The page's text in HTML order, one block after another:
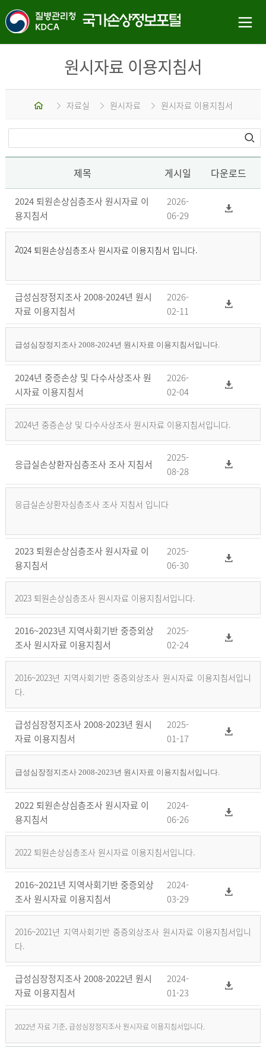
원시자료 이용지침서
홈 자료실 원시자료 원시자료 이용지침서
제목 게시일 다운로드
2024 퇴원손상심층조사 원시자료 이
용지침서
2026-
06-29
2024 퇴원손상심층조사 원시자료 이용지침서 입니다.
급성심장정지조사 2008-2024년 원시
자료 이용지침서
2026-
02-11
급성심장정지조사 2008-2024년 원시자료 이용지침서입니다.
2024년 중증손상 및 다수사상조사 원
시자료 이용지침서
2026-
02-04
2024년 중증손상 및 다수사상조사 원시자료 이용지침서입니다.
응급실손상환자심층조사 조사 지침서
2025-
08-28
응급실손상환자심층조사 조사 지침서 입니다
2023 퇴원손상심층조사 원시자료 이
용지침서
2025-
06-30
2023 퇴원손상심층조사 원시자료 이용지침서입니다.
2016~2023년 지역사회기반 중증외상
조사 원시자료 이용지침서
2025-
02-24
2016~2023년 지역사회기반 중증외상조사 원시자료 이용지침서입니
다.
급성심장정지조사 2008-2023년 원시
자료 이용지침서
2025-
01-17
급성심장정지조사 2008-2023년 원시자료 이용지침서입니다.
2022 퇴원손상심층조사 원시자료 이
용지침서
2024-
06-26
2022 퇴원손상심층조사 원시자료 이용지침서입니다.
2016~2021년 지역사회기반 중증외상
조사 원시자료 이용지침서
2024-
03-29
2016~2021년 지역사회기반 중증외상조사 원시자료 이용지침서입니
다.
급성심장정지조사 2008-2022년 원시
자료 이용지침서
2024-
01-23
2022년 자료 기준, 급성심장정지조사 원시자료 이용지침서입니다.